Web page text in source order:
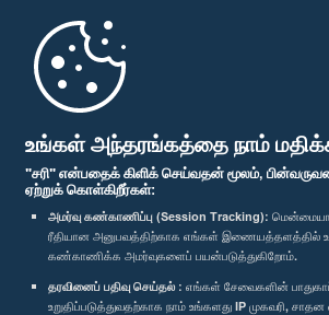
உங்கள் அந்தரங்கத்தை நாம்
"சரி" என்பதைக் கிளிக் செய்வதன் மூலம்,
ஏற்றுக் கொள்கிறீர்கள்:
அமர்வு கண்காணிப்பு (Session Tracking):
ரீதியான அனுபவத்திற்காக எங்கள் இணையத்தளத்தில்
கண்காணிக்க அமர்வுகளைப் பயன்படுத்துகிறோம்.
தரவினைப் பதிவு செய்தல் : எங்கள் சேவைகளின்
உறுதிப்படுத்துவதற்காக நாம் உங்களது IP முகவரி,
பி.ப. 2:06 - பி.ப. 2:16
பி.ப. 2:16 - பி.ப. 2:25
பி.ப. 2:25 - பி.ப. 2:35
முதற்பக்கம்
பாராளுமன்ற கையடக்க செயலி
எம்மை பின்தொடர்க :
விருதுகள்